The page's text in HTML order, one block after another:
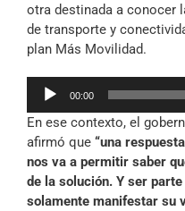
otra destinada a conocer
de transporte y
plan Más Movilidad.
Reproductor
audio
00:00
En ese contexto, el
afirmó que “una
nos va a permitir saber
de la solución. Y ser
solamente manifestar su